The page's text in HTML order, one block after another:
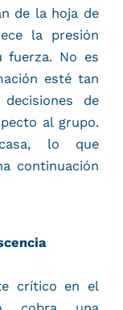
de la hoja de
la presión
fuerza. No es
esté tan
de
al grupo.
lo que
continuación
crítico en el